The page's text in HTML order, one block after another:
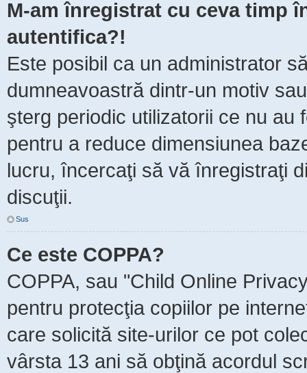
M-am înregistrat cu ceva timp
autentifica?!
Este posibil ca un administrator
dumneavoastră dintr-un motiv
şterg periodic utilizatorii ce nu au
pentru a reduce dimensiunea
lucru, încercaţi să vă înregistraţi
discuţii.
Sus
Ce este COPPA?
COPPA, sau "Child Online
pentru protecţia copiilor pe
care solicită site-urilor ce pot
vârsta 13 ani să obţină acordul